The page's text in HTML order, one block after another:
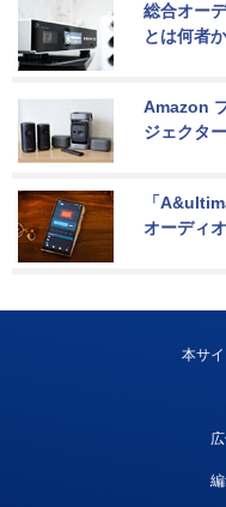
総合オー
とは何者
Amazon
ジェクタ
「
オーディ
本サ